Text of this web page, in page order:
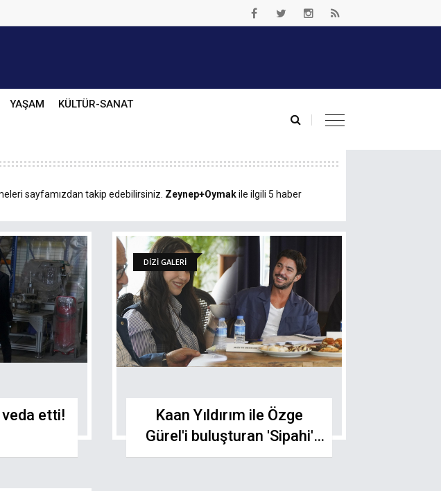
YAŞAM KÜLTÜR-SANAT
sayfamızdan takip edebilirsiniz. Zeynep+Oymakile ilgili 5 haber
etti!
DİZİ GALERİ
Kaan Yıldırım ile Özge
Gürel'i buluşturan 'Sipahi'
sete çıkıyor!